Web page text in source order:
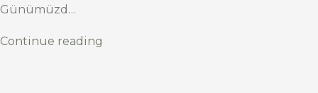
Günümüzd…
Continue reading